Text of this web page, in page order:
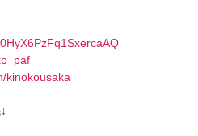
kinokousaka